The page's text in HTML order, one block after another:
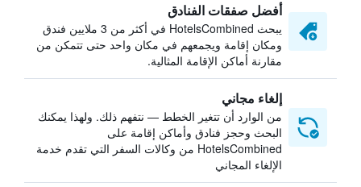
أفضل صفقات الفنادق
يبحث HotelsCombined في أكثر من 3 ملايين فندق
ومكان إقامة ويجمعهم في مكان واحد حتى تتمكن من
مقارنة أماكن الإقامة المثالية.
إلغاء مجاني
من الوارد أن تتغير الخطط — نتفهم ذلك. ولهذا يمكنك
البحث وحجز فنادق وأماكن إقامة على
HotelsCombined من وكالات السفر التي تقدم خدمة
الإلغاء المجاني